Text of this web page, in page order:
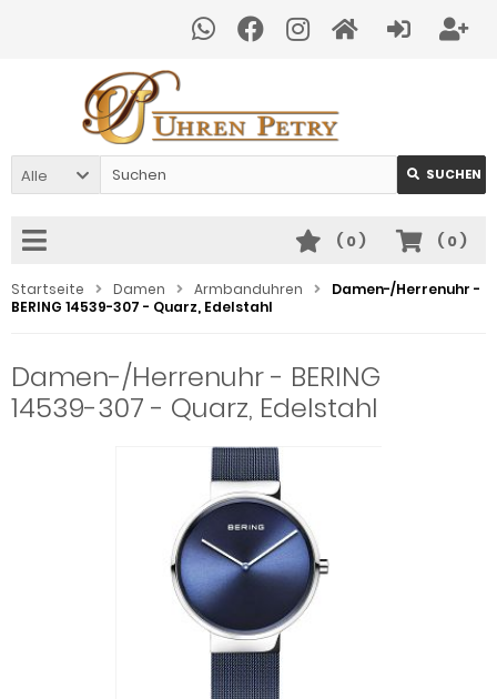
Alle SUCHEN
( 0)
( 0)
Startseite Damen Armbanduhren
Damen-/Herrenuhr -
BERING 14539-307 - Quarz, Edelstahl
Damen-/Herrenuhr - BERING
14539-307 - Quarz, Edelstahl